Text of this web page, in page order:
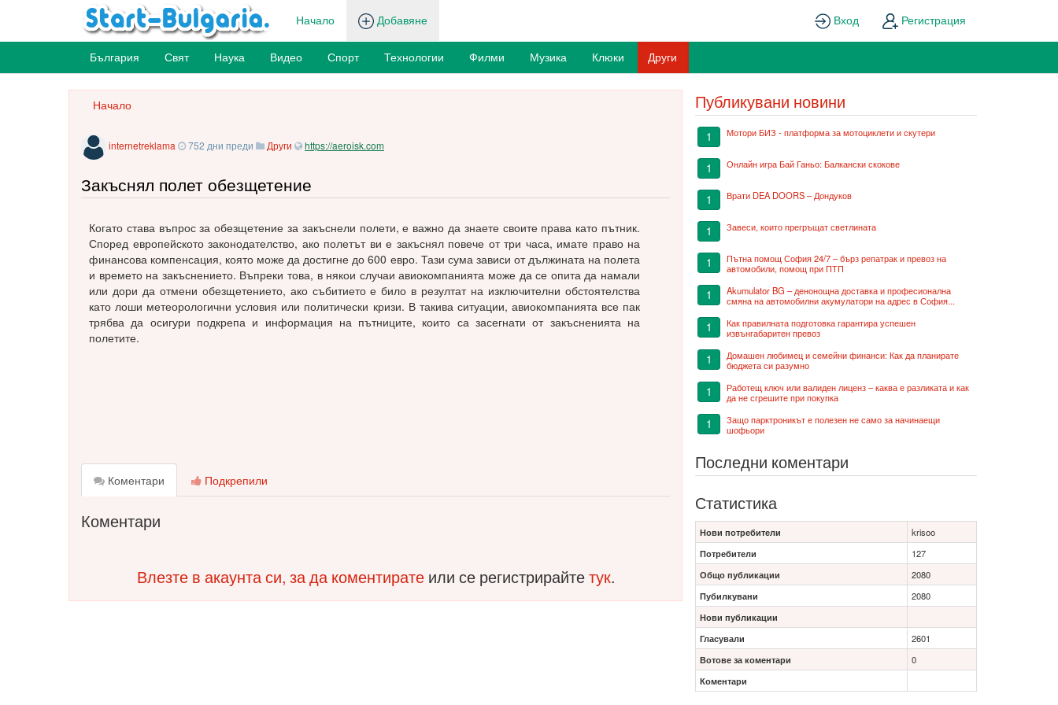
Начало Регистрация
Вход
Добавяне
България Свят Наука Видео Спорт Технологии Филми Музика Клюки Други
Начало
Закъснял полет обезщетение
internetreklama 752 дни преди Други https://aeroisk.com
Когато става въпрос за обезщетение за закъснели полети, е важно да знаете своите права като пътник.
Според европейското законодателство, ако полетът ви е закъснял повече от три часа, имате право на
финансова компенсация, която може да достигне до 600 евро. Тази сума зависи от дължината на полета
и времето на закъснението. Въпреки това, в някои случаи авиокомпанията може да се опита да намали
или дори да отмени обезщетението, ако събитието е било в резултат на изключителни обстоятелства
като лоши метеорологични условия или политически кризи. В такива ситуации, авиокомпанията все пак
трябва да осигури подкрепа и информация на пътниците, които са засегнати от закъсненията на
полетите.
Коментари Подкрепили
Коментари
Влезте в акаунта си, за да коментиратеили се регистрирайтетук.
Публикувани новини
1 Мотори БИЗ - платформа за мотоциклети и скутери
1 Онлайн игра Бай Ганьо: Балкански скокове
1 Врати DEA DOORS – Дондуков
1 Завеси, които прегръщат светлината
1
Пътна помощ София 24/7 – бърз репатрак и превоз на
автомобили, помощ при ПТП
1
Akumulator BG – денонощна доставка и професионална
смяна на автомобилни акумулатори на адрес в София...
1
Как правилната подготовка гарантира успешен
извънгабаритен превоз
1
Домашен любимец и семейни финанси: Как да планирате
бюджета си разумно
1
Работещ ключ или валиден лиценз – каква е разликата и как
да не сгрешите при покупка
1
Защо парктроникът е полезен не само за начинаещи
шофьори
Последни коментари
Статистика
Нови потребители
krisoo
Потребители
127
Общо публикации
2080
Пубилкувани
2080
Нови публикации
Гласували
2601
Вотове за коментари
0
Коментари